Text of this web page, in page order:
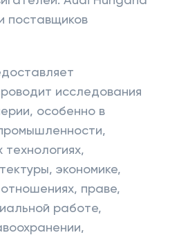
поставщиков
исследования
особенно в
экономике,
праве,
работе,